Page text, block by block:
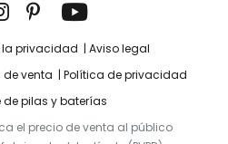
privacidad
Aviso legal
venta
Política de privacidad
de pilas y baterías
el precio de venta al público